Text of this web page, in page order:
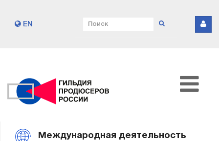
EN
Международная деятельность